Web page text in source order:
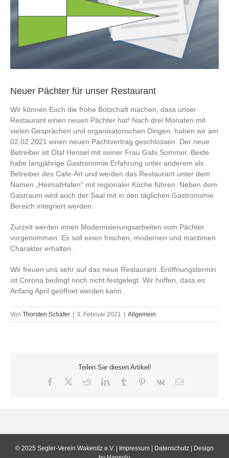
Neuer Pächter für unser Restaurant
Wir können Euch die frohe Botschaft machen, dass unser
Restaurant einen neuen Pächter hat! Nach drei Monaten mit
vielen Gesprächen und organisatorischen Dingen, haben wir am
02.02.2021 einen neuen Pachtvertrag geschlossen. Der neue
Betreiber ist Olaf Hensel mit seiner Frau Gabi Sommer. Beide
habe langjährige Gastronomie Erfahrung unter anderem als
Betreiber des Cafe-Art und werden das Restaurant unter dem
Namen „HeimatHafen“ mit regionaler Küche führen. Neben dem
Gastraum wird auch der Saal mit in den täglichen Gastronomie
Bereich integriert werden.
Zurzeit werden innen Modernisierungsarbeiten vom Pächter
vorgenommen. Es soll einen frischen, modernen und maritimen
Charakter erhalten.
Wir freuen uns sehr auf das neue Restaurant .Eröffnungstermin
ist Corona bedingt noch nicht festgelegt. Wir hoffen, dass es
Anfang April geöffnet werden kann.
Von Thorsten Schäfer 3. Februar 2021 Allgemein
Teilen Sie diesen Artikel!
Facebook RedditLinkedInTumblr Pinterest
Vk
E-
© 2025 Segler-Verein Wakenitz e.V. | Impressum | Datenschutz | Design